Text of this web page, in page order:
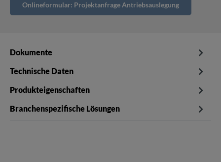
Onlineformular: Projektanfrage Antriebsauslegung
Dokumente
Technische Daten
Produkteigenschaften
Branchenspezifische Lösungen